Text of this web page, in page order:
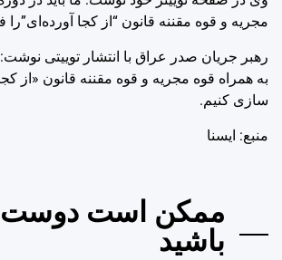
مجریه و قوه مقننه قانون “از کجا
رهبر جریان صدر عراق با انتشار توییتی نوشت:
به همراه قوه مجریه و قوه مقننه قانون «از
سازی کنیم.
منبع: ايسنا
ممکن است دوست
باشید